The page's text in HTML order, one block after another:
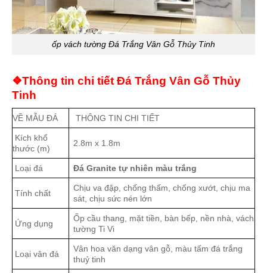
ốp vách tường Đá Trắng Vân Gỗ Thủy Tinh
❖Thông tin chi tiết Đá Trắng Vân Gỗ Thủy
Tinh
VỀ MẪU ĐÁ THÔNG TIN CHI TIẾT
Kích khổ
thước (m)
2.8m x 1.8m
Loại đá Đá Granite tự nhiên màu trắng
Tính chất
Chịu va đập, chống thấm, chống xướt, chịu ma
sát, chịu sức nén lớn
Ứng dụng
Ốp cầu thang, mặt tiền, bàn bếp, nền nhà, vách
tường Ti Vi
Loại vân đá
Vân hoa văn dạng vân gỗ, màu tấm đá trắng
thuỷ tinh